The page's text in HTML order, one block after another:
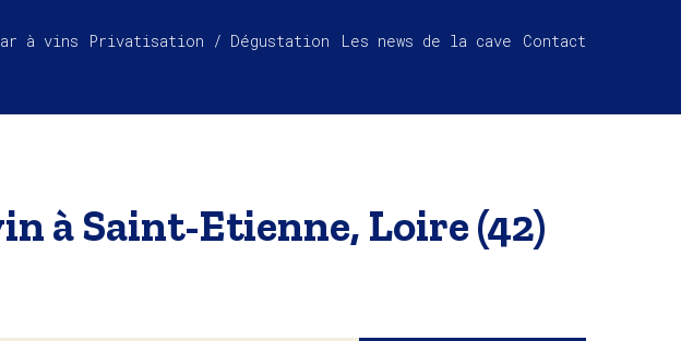
à vins Privatisation / Dégustation Les news de la cave
Contact
à Saint-Etienne, Loire (42)